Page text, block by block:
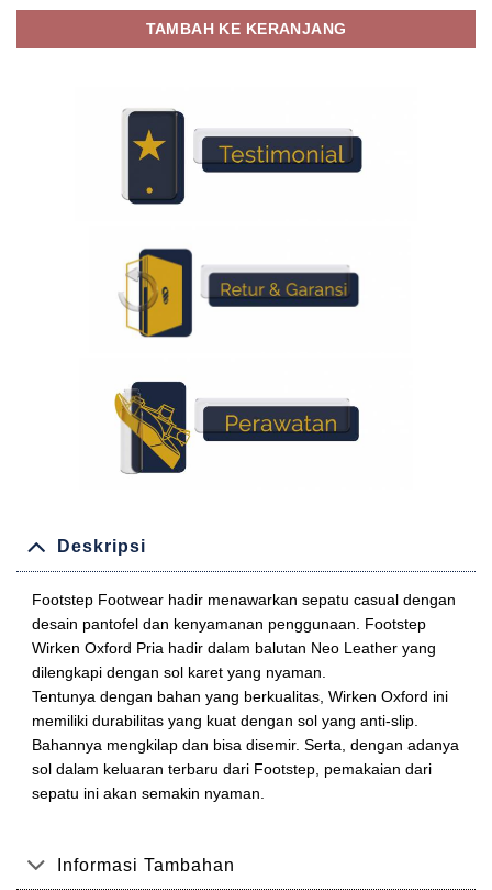
TAMBAH KE KERANJANG
Deskripsi
Footstep Footwear hadir menawarkan sepatu casual dengan
desain pantofel dan kenyamanan penggunaan. Footstep
Wirken Oxford Pria hadir dalam balutan Neo Leather yang
dilengkapi dengan sol karet yang nyaman.
Tentunya dengan bahan yang berkualitas, Wirken Oxford ini
memiliki durabilitas yang kuat dengan sol yang anti-slip.
Bahannya mengkilap dan bisa disemir. Serta, dengan adanya
sol dalam keluaran terbaru dari Footstep, pemakaian dari
sepatu ini akan semakin nyaman.
Informasi Tambahan